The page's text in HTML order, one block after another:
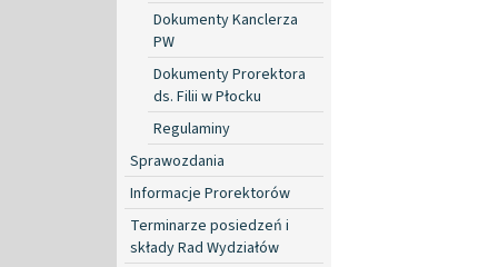
Dokumenty Kanclerza
PW
Dokumenty Prorektora
ds. Filii w Płocku
Regulaminy
Sprawozdania
Informacje Prorektorów
Terminarze posiedzeń i
składy Rad Wydziałów